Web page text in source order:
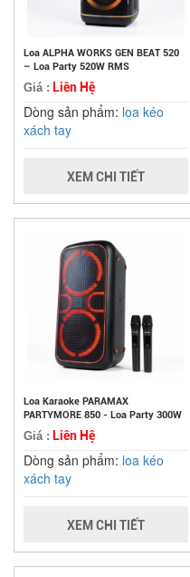
Loa ALPHA WORKS GEN BEAT 520
– Loa Party 520W RMS
Giá : Liên Hệ
Dòng sản phẩm: loa kéo
xách tay
XEM CHI TIẾT
Loa Karaoke PARAMAX
PARTYMORE 850 - Loa Party 300W
Giá : Liên Hệ
Dòng sản phẩm: loa kéo
xách tay
XEM CHI TIẾT